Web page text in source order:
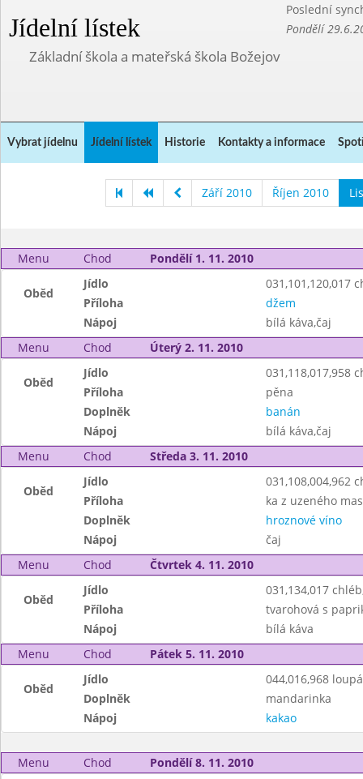
Jídelní lístek
Poslední
Pondělí
Základní škola a mateřská škola Božejov
Vybrat jídelnu Jídelní lístek Historie Kontakty a informace
Září 2010 Říjen 2010
Menu Chod Pondělí 1. 11. 2010
Oběd
Jídlo
031,101,120,017
Příloha
džem
Nápoj
bílá káva,čaj
Menu
Chod Úterý 2. 11. 2010
Oběd
Jídlo
031,118,017,958
Příloha
pěna
Doplněk
banán
Nápoj
bílá káva,čaj
Menu
Chod Středa 3. 11. 2010
Oběd
Jídlo
031,108,004,962
Příloha
ka z uzeného
Doplněk
hroznové víno
Nápoj
čaj
Menu
Chod Čtvrtek 4. 11. 2010
Oběd
Jídlo
031,134,017
Příloha
tvarohová s
Nápoj
bílá káva
Menu
Chod Pátek 5. 11. 2010
Oběd
Jídlo
044,016,968
Doplněk
mandarinka
Nápoj
kakao
Menu Chod Pondělí 8. 11. 2010